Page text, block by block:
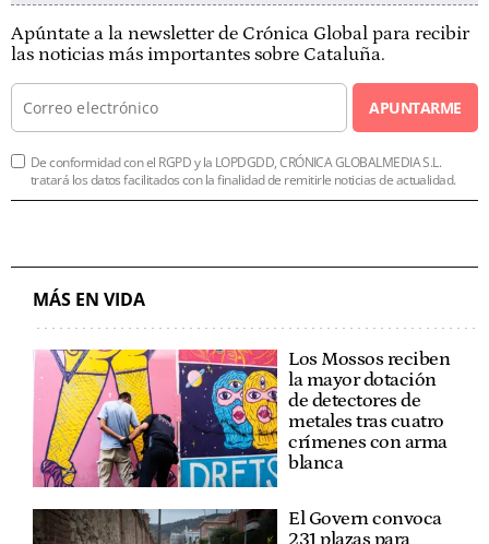
Apúntate a la newsletter de Crónica Global para recibir
las noticias más importantes sobre Cataluña.
APUNTARME
De conformidad con el RGPD y la LOPDGDD, CRÓNICA GLOBALMEDIA S.L.
tratará los datos facilitados con la finalidad de remitirle noticias de actualidad.
MÁS EN VIDA
Los Mossos reciben
la mayor dotación
de detectores de
metales tras cuatro
crímenes con arma
blanca
El Govern convoca
231 plazas para